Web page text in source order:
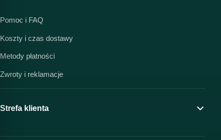
Pomoc i FAQ
Koszty i czas dostawy
Metody płatności
Zwroty i reklamacje
Strefa klienta
Moje konto